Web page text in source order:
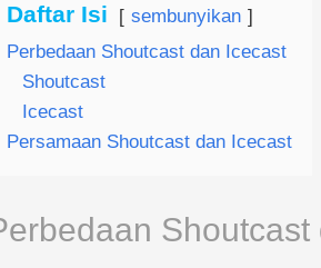
Daftar Isi
sembunyikan
Perbedaan Shoutcast dan Icecast
Shoutcast
Icecast
Persamaan Shoutcast dan Icecast
Shoutcast